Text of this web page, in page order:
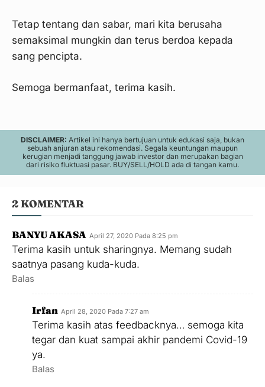
Tetap tentang dan sabar, mari kita berusaha
semaksimal mungkin dan terus berdoa kepada
sang pencipta.
Semoga bermanfaat, terima kasih.
DISCLAIMER: Artikel ini hanya bertujuan untuk edukasi saja, bukan
sebuah anjuran atau rekomendasi. Segala keuntungan maupun
kerugian menjadi tanggung jawab investor dan merupakan bagian
dari risiko fluktuasi pasar. BUY/SELL/HOLD ada di tangan kamu.
2 KOMENTAR
BANYU AKASA April 27, 2020 Pada 8:25 pm
Terima kasih untuk sharingnya. Memang sudah
saatnya pasang kuda-kuda.
Balas
Irfan April 28, 2020 Pada 7:27 am
Terima kasih atas feedbacknya… semoga kita
tegar dan kuat sampai akhir pandemi Covid-19
ya.
Balas